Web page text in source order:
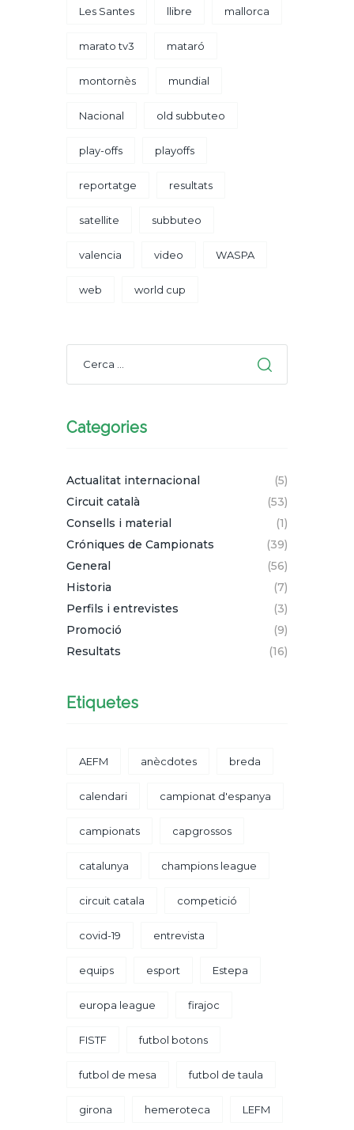
Les Santes llibre mallorca
marato tv3 mataró
montornès mundial
Nacional old subbuteo
play-offs playoffs
reportatge resultats
satellite subbuteo
valencia video WASPA
web world cup
Categories
Actualitat internacional
(5)
Circuit català
(53)
Consells i material
(1)
Cróniques de Campionats
(39)
General
(56)
Historia
(7)
Perfils i entrevistes
(3)
Promoció
(9)
Resultats
(16)
Etiquetes
AEFM anècdotes breda
calendari campionat d'espanya
campionats capgrossos
catalunya champions league
circuit catala competició
covid-19 entrevista
equips esport Estepa
europa league firajoc
FISTF futbol botons
futbol de mesa futbol de taula
girona hemeroteca LEFM